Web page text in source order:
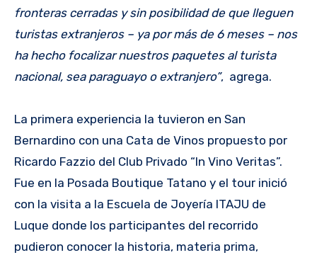
fronteras cerradas y sin posibilidad de que lleguen
turistas extranjeros – ya por más de 6 meses – nos
ha hecho focalizar nuestros paquetes al turista
nacional, sea paraguayo o extranjero”, agrega.
La primera experiencia la tuvieron en San
Bernardino con una Cata de Vinos propuesto por
Ricardo Fazzio del Club Privado “In Vino Veritas”.
Fue en la Posada Boutique Tatano y el tour inició
con la visita a la Escuela de Joyería ITAJU de
Luque donde los participantes del recorrido
pudieron conocer la historia, materia prima,